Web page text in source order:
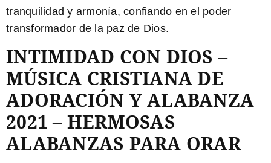
tranquilidad y armonía, confiando en el poder
transformador de la paz de Dios.
INTIMIDAD CON DIOS –
MÚSICA CRISTIANA DE
ADORACIÓN Y ALABANZA
2021 – HERMOSAS
ALABANZAS PARA ORAR